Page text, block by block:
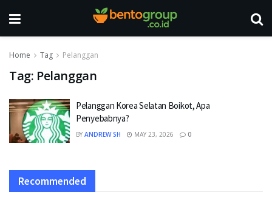
Home Tag Pelanggan
Tag: Pelanggan
Pelanggan Korea Selatan Boikot, Apa
Penyebabnya?
BY ANDREW SH MAY 23, 2026 0
Recommended